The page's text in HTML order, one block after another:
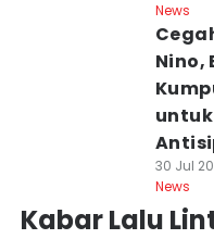
News
Nino,
30 Jul
News
Kabar Lalu